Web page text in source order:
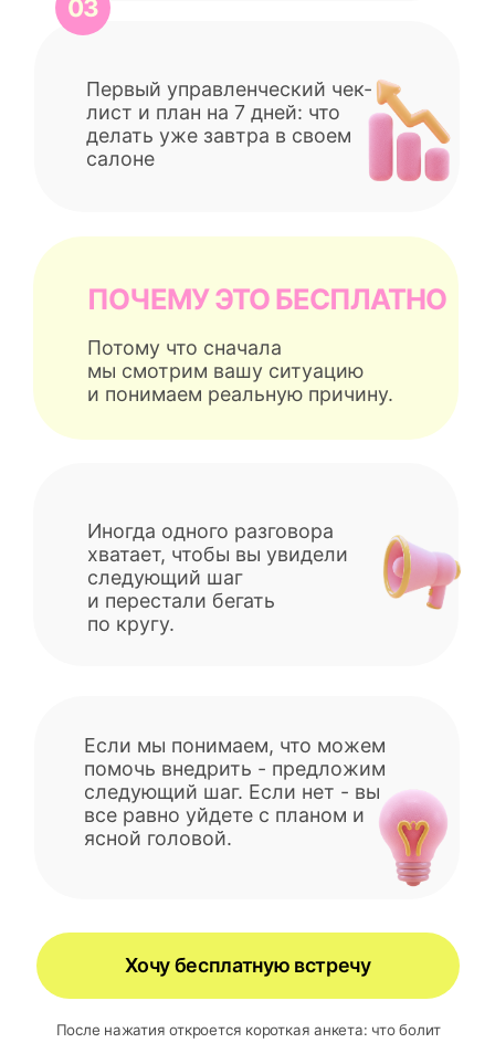
Хочу бесплатную встречу
сильнее всего в салоне
следующий шаг
и перестали бегать
Если мы понимаем, что можем
КАК ЭТО ВЫГЛЯДИТ
В РЕАЛЬНОСТИ:
какие цифры вы не видите
вообще, поэтому
простои, отсутствие
контроля)
МЫ НЕ БУДЕМ
УМНИЧАТЬ ПРО
ПОВЫШАЙТЕ ЧЕК.